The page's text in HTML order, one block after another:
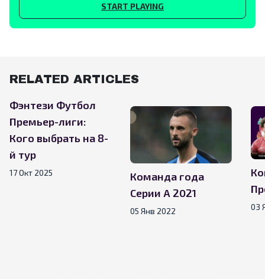
START PLAYING
RELATED ARTICLES
Фэнтези Футбол
Премьер-лиги:
Кого выбрать на 8-
й тур
17 Окт 2025
Команда года
Серии А 2021
05 Янв 2022 03